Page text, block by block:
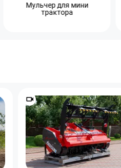
Мульчер для мини
трактора